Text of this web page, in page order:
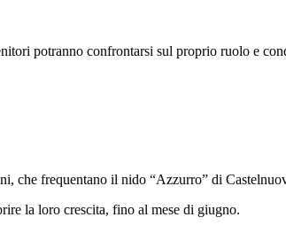
potranno confrontarsi sul proprio ruolo e
che frequentano il nido “Azzurro” di
la loro crescita, fino al mese di giugno.